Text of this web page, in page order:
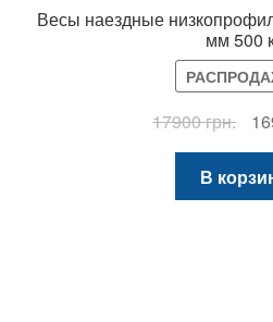
Весы наездные
мм 500
17900грн.
В